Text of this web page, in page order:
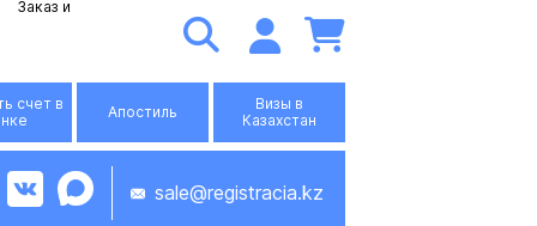
Заказ и
счет в
Апостиль
Визы в
Казахстан
sale@registracia.kz